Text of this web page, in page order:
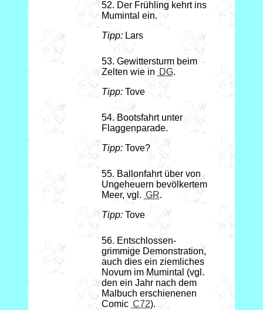
52. Der Frühling kehrt ins
Mumintal ein.
Tipp:Lars
53. Gewittersturm beim
Zelten wie in DG.
Tipp:Tove
54. Bootsfahrt unter
Flaggenparade.
Tipp:Tove?
55. Ballonfahrt über von
Ungeheuern bevölkertem
Meer, vgl. GR.
Tipp:Tove
56. Entschlossen-
grimmige Demonstration,
auch dies ein ziemliches
Novum im Mumintal (vgl.
den ein Jahr nach dem
Malbuch erschienenen
Comic C72).